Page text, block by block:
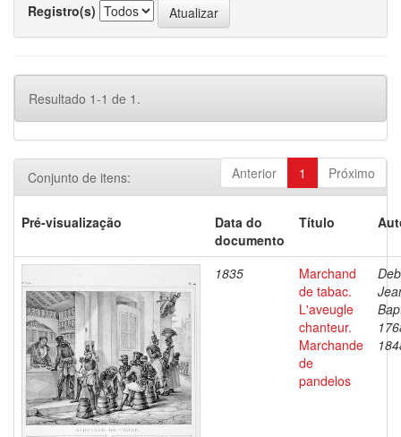
Registro(s)
Resultado 1-1 de 1.
Anterior 1 Próximo
Conjunto de itens:
Pré-visualização
Data do
documento
Título
1835
Marchand
de tabac.
L'aveugle
chanteur.
Marchande
de
pandelos